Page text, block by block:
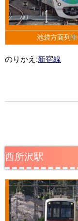
池袋方面列車
のりかえ:新宿線
西所沢駅